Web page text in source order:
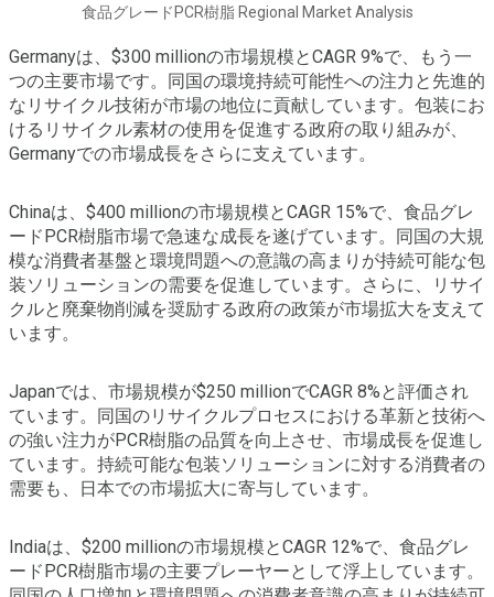
食品グレードPCR樹脂 Regional Market Analysis
Germanyは、$300 millionの市場規模とCAGR 9%で、もう一
つの主要市場です。同国の環境持続可能性への注力と先進的
なリサイクル技術が市場の地位に貢献しています。包装にお
けるリサイクル素材の使用を促進する政府の取り組みが、
Germanyでの市場成長をさらに支えています。
Chinaは、$400 millionの市場規模とCAGR 15%で、食品グレ
ードPCR樹脂市場で急速な成長を遂げています。同国の大規
模な消費者基盤と環境問題への意識の高まりが持続可能な包
装ソリューションの需要を促進しています。さらに、リサイ
クルと廃棄物削減を奨励する政府の政策が市場拡大を支えて
います。
Japanでは、市場規模が$250 millionでCAGR 8%と評価され
ています。同国のリサイクルプロセスにおける革新と技術へ
の強い注力がPCR樹脂の品質を向上させ、市場成長を促進し
ています。持続可能な包装ソリューションに対する消費者の
需要も、日本での市場拡大に寄与しています。
Indiaは、$200 millionの市場規模とCAGR 12%で、食品グレ
ードPCR樹脂市場の主要プレーヤーとして浮上しています。